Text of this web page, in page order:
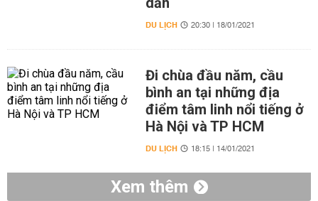
DU LỊCH 20:30 | 18/01/2021
Đi chùa đầu năm, cầu
bình an tại những địa
điểm tâm linh nổi tiếng ở
Hà Nội và TP HCM
DU LỊCH 18:15 | 14/01/2021
Xem thêm